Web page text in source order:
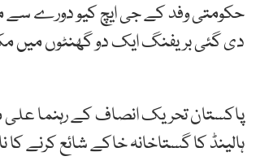
حکومتی وفد کے جی ایچ کیو دورے سے
دی گئی بریفنگ ایک دو گھنٹوں میں
پاکستان تحریک انصاف کے رہنما
ہالینڈ کا گستاخانہ خاکے شائع کرنے